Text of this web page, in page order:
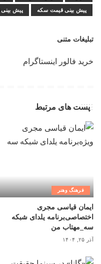
پیش بینی قیمت سکه پیش
تبلیغات متنی
خرید فالور اینستاگرام
پست های مرتبط
فرهنگ وهنر
ایمان قیاسی مجری
اختصاصی‌برنامه یلدای شبکه
سه_مهتاب من
آذر ۲۵, ۱۴۰۴